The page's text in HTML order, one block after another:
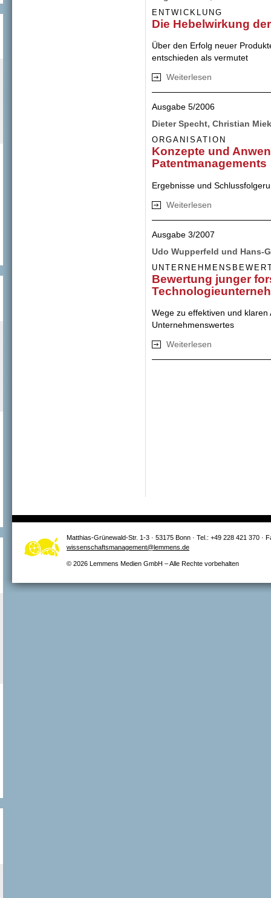
ENTWICKLUNG
Die Hebelwirkung
Über den Erfolg neuer
entschieden als vermutet
Weiterlesen
Ausgabe 5/2006
Dieter Specht, Christian
ORGANISATION
Konzepte und
Patentmanagements
Ergebnisse und
Weiterlesen
Ausgabe 3/2007
Udo Wupperfeld und Hans-
Bewertung junger
Wege zu effektiven und
Unternehmenswertes
Weiterlesen
Matthias-Grünewald-Str. 1-3 · 53175 Bonn · Tel.: +49 228 421 370 ·
wissenschaftsmanagement@lemmens.de
© 2026 Lemmens Medien GmbH – Alle Rechte vorbehalten